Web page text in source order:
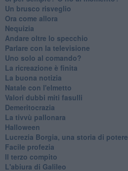
Un brusco risveglio
Ora come allora
Nequizia
Andare oltre lo specchio
Parlare con la televisione
Uno solo al comando?
La ricreazione è finita
La buona notizia
Natale con l'elmetto
Valori dubbi miti fasulli
Demeritocrazia
La tivvù pallonara
Halloween
​Lucrezia Borgia, una storia di potere
Facile profezia
Il terzo compito
L'abiura di Galileo